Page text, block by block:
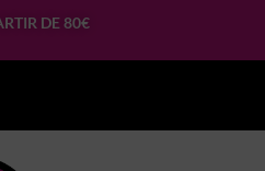
DE 80€